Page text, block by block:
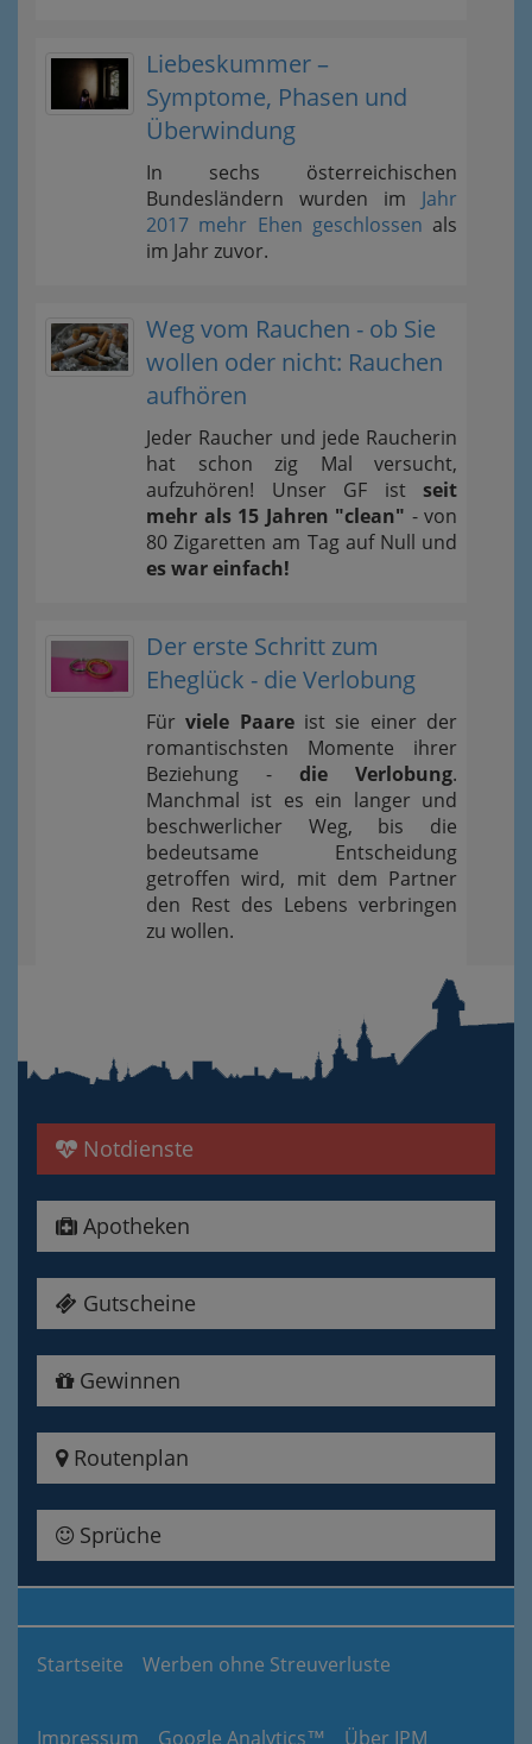
Liebeskummer –
Symptome, Phasen und
Überwindung
In sechs österreichischen
Bundesländern wurden im Jahr
2017 mehr Ehen geschlossen als
im Jahr zuvor.
Weg vom Rauchen - ob Sie
wollen oder nicht: Rauchen
aufhören
Jeder Raucher und jede Raucherin
hat schon zig Mal versucht,
aufzuhören! Unser GF ist seit
mehr als 15 Jahren "clean" - von
80 Zigaretten am Tag auf Null und
es war einfach!
Der erste Schritt zum
Eheglück - die Verlobung
Fürviele Paareist sie einer der
romantischsten Momente ihrer
Beziehung - die Verlobung.
Manchmal ist es ein langer und
beschwerlicher Weg, bis die
bedeutsame Entscheidung
getroffen wird, mit dem Partner
den Rest des Lebens verbringen
zu wollen.
Notdienste
Apotheken
Gutscheine
Gewinnen
Routenplan
Sprüche
Startseite Werben ohne Streuverluste
Impressum Google Analytics™ Über IPM